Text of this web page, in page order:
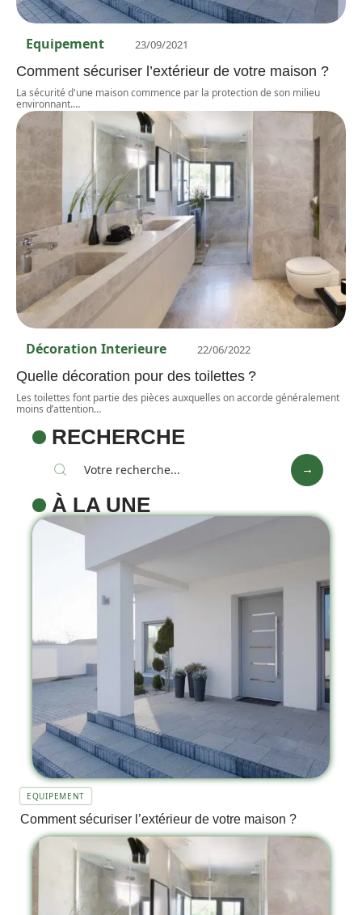
Equipement 23/09/2021
Comment sécuriser l’extérieur de votre maison ?
La sécurité d'une maison commence par la protection de son milieu
environnant.…
Décoration Interieure 22/06/2022
Quelle décoration pour des toilettes ?
Les toilettes font partie des pièces auxquelles on accorde généralement
moins d’attention…
RECHERCHE
À LA UNE
EQUIPEMENT
Comment sécuriser l’extérieur de votre maison ?